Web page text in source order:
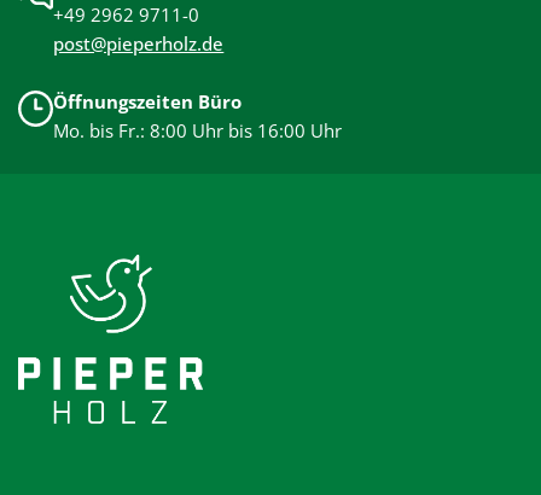
+49 2962 9711-0
post@pieperholz.de
Öffnungszeiten Büro
Mo. bis Fr.: 8:00 Uhr bis 16:00 Uhr